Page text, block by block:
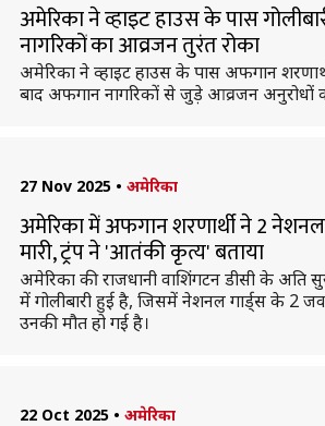
अमेरिका ने व्हाइट हाउस के पास
नागरिकों का आव्रजन तुरंत रोका
अमेरिका ने व्हाइट हाउस के पास अफगान शरणार्थी
बाद अफगान नागरिकों से जुड़े आव्रजन अनुरोधों
27 Nov 2025 • अमेरिका
अमेरिका में अफगान शरणार्थी ने 2 नेशनल
मारी, ट्रंप ने 'आतंकी कृत्य' बताया
अमेरिका की राजधानी वाशिंगटन डीसी के अति
में गोलीबारी हुई है, जिसमें नेशनल गार्ड्स के 2
उनकी मौत हो गई है।
22 Oct 2025 • अमेरिका